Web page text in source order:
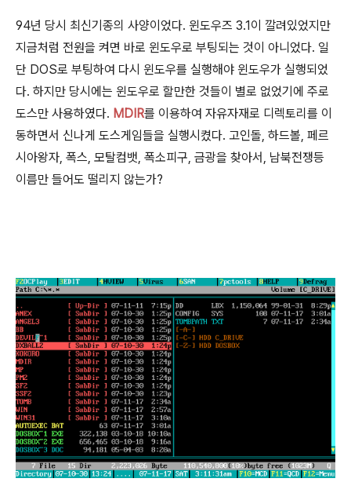
94년 당시 최신기종의 사양이었다. 윈도우즈 3.1이 깔려있었지만
지금처럼 전원을 켜면 바로 윈도우로 부팅되는 것이 아니었다. 일
단 DOS로 부팅하여 다시 윈도우를 실행해야 윈도우가 실행되었
다. 하지만 당시에는 윈도우로 할만한 것들이 별로 없었기에 주로
도스만 사용하였다. MDIR를 이용하여 자유자재로 디렉토리를 이
동하면서 신나게 도스게임들을 실행시켰다. 고인돌, 하드볼, 페르
시아왕자, 폭스, 모탈컴뱃, 폭소피구, 금광을 찾아서, 남북전쟁등
이름만 들어도 떨리지 않는가?